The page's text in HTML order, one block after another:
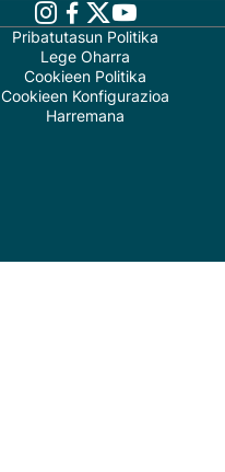
Pribatutasun Politika
Lege Oharra
Cookieen Politika
Cookieen Konfigurazioa
Harremana